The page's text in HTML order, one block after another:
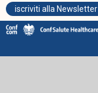
iscriviti alla Newsletter